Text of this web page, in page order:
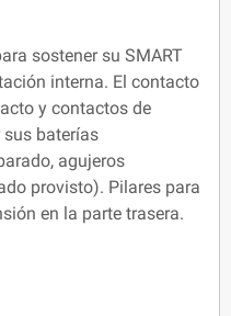
sostener su SMART
interna. El contacto
y contactos de
sus baterías
agujeros
provisto). Pilares para
en la parte trasera.